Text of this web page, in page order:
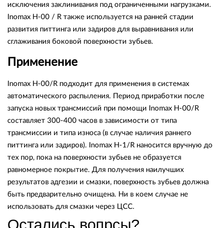
исключения заклинивания под ограниченными нагрузками.
Inomax H-00 / R также используется на ранней стадии
развития питтинга или задиров для выравнивания или
сглаживания боковой поверхности зубьев.
Применение
Inomax H-00/R подходит для применения в системах
автоматического распыления. Период приработки после
запуска новых трансмиссий при помощи Inomax H-00/R
составляет 300-400 часов в зависимости от типа
трансмиссии и типа износа (в случае наличия раннего
питтинга или задиров). Inomax H-1/R наносится вручную до
тех пор, пока на поверхности зубьев не образуется
равномерное покрытие. Для получения наилучших
результатов адгезии и смазки, поверхность зубьев должна
быть предварительно очищена. Ни в коем случае не
использовать для смазки через ЦСС.
Остались вопрсы?